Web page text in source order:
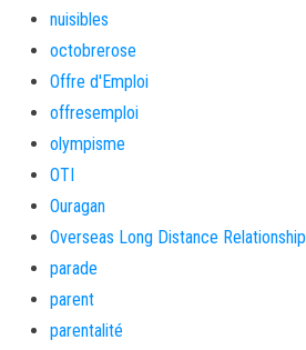
nuisibles
octobrerose
Offre d'Emploi
offresemploi
olympisme
OTI
Ouragan
Overseas Long Distance Relationship
parade
parent
parentalité